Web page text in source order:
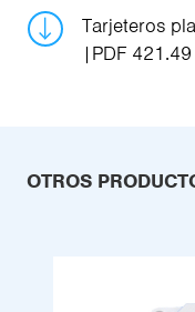
Tarjeteros
PDF
OTROS